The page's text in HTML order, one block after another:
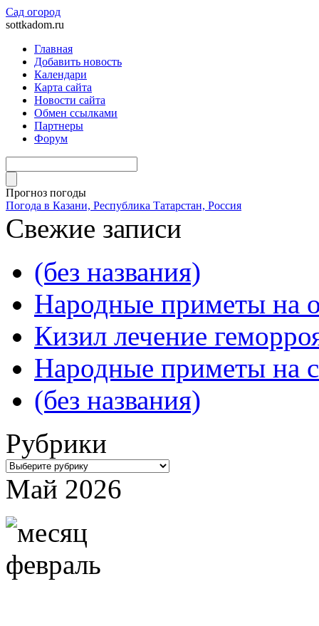
Сад огород
sottkadom.ru
Главная
Добавить новость
Календари
Карта сайта
Новости сайта
Обмен ссылками
Партнеры
Форум
Прогноз погоды
Погода в Казани, Республика Татарстан, Россия
Свежие записи
(без названия)
Народные приметы на
Кизил лечение
Народные приметы на
(без названия)
Рубрики
Рубрики
Май 2026